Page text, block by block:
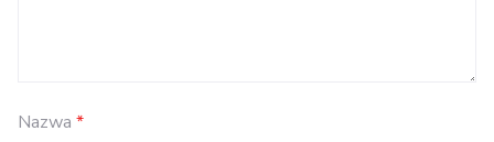
Nazwa *